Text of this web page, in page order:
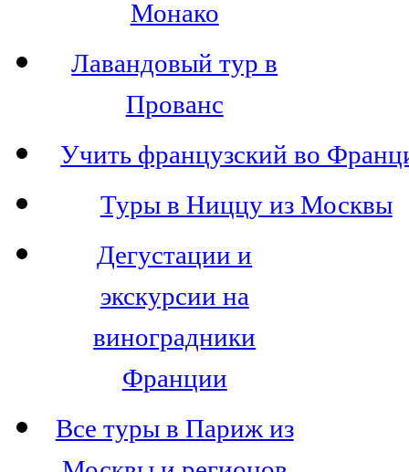
Монако
Лавандовый тур в
Прованс
Учить французский во
Туры в Ниццу из Москвы
Дегустации и
экскурсии на
виноградники
Франции
Все туры в Париж из